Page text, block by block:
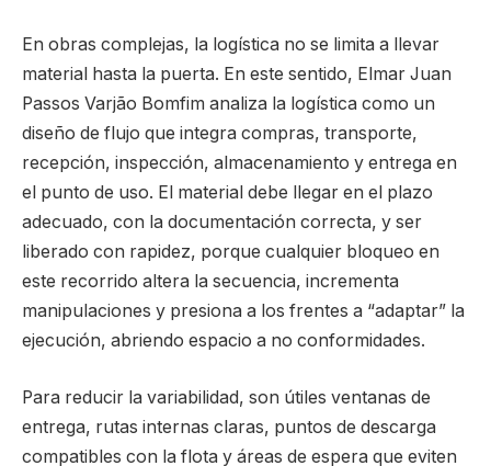
En obras complejas, la logística no se limita a llevar
material hasta la puerta. En este sentido, Elmar Juan
Passos Varjão Bomfim analiza la logística como un
diseño de flujo que integra compras, transporte,
recepción, inspección, almacenamiento y entrega en
el punto de uso. El material debe llegar en el plazo
adecuado, con la documentación correcta, y ser
liberado con rapidez, porque cualquier bloqueo en
este recorrido altera la secuencia, incrementa
manipulaciones y presiona a los frentes a “adaptar” la
ejecución, abriendo espacio a no conformidades.
Para reducir la variabilidad, son útiles ventanas de
entrega, rutas internas claras, puntos de descarga
compatibles con la flota y áreas de espera que eviten